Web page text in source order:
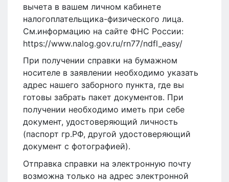
вычета в вашем личном кабинете
налогоплательщика-физического лица.
См.информацию на сайте ФНС России:
https://www.nalog.gov.ru/rn77/ndfl_easy/
При получении справки на бумажном
носителе в заявлении необходимо указать
адрес нашего заборного пункта, где вы
готовы забрать пакет документов. При
получении необходимо иметь при себе
документ, удостоверяющий личность
(паспорт гр.РФ, другой удостоверяющий
документ с фотографией).
Отправка справки на электронную почту
возможна только на адрес электронной